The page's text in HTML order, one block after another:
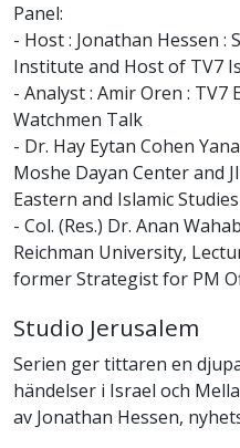
Panel:
- Host : Jonathan Hessen :
Institute and Host of TV7
- Analyst : Amir Oren :
Watchmen Talk
- Dr. Hay Eytan Cohen
Moshe Dayan Center and
Eastern and Islamic
- Col. (Res.) Dr. Anan
Reichman University,
former Strategist for PM
Studio Jerusalem
Serien ger tittaren en
händelser i Israel och
av Jonathan Hessen,